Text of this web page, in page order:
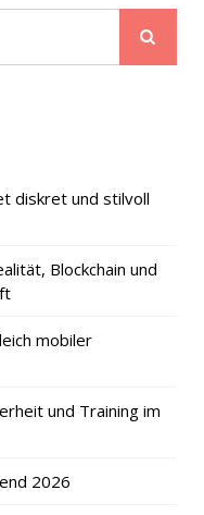
diskret und stilvoll
Blockchain und
mobiler
und Training im
2026